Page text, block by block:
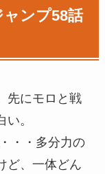
ャンプ58話
先にモロと戦
。
・・多分力の
ど、一体どん